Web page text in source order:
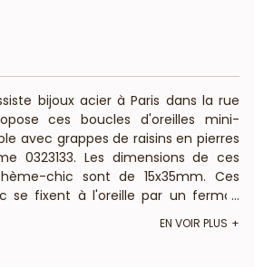
bijoux acier à Paris dans la rue
ces boucles d'oreilles mini-
avec grappes de raisins en pierres
0323133. Les dimensions de ces
chic sont de 15x35mm. Ces
se fixent à l'oreille par un fermoir
sont composées de pierre
...
EN VOIR PLUS